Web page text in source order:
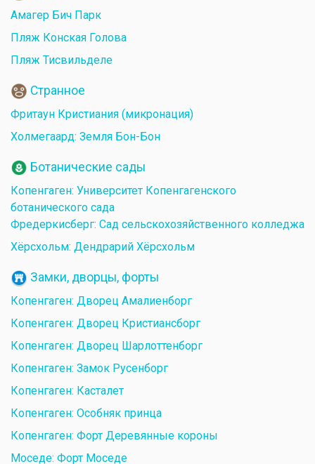
Амагер Бич Парк
Пляж Конская Голова
Пляж Тисвильделе
Странное
Фритаун Кристиания (микронация)
Холмегаард: Земля Бон-Бон
Ботанические сады
Копенгаген: Университет Копенгагенского
ботанического сада
Фредеркисберг: Сад сельскохозяйственного колледжа
Хёрсхольм: Дендрарий Хёрсхольм
Замки, дворцы, форты
Копенгаген: Дворец Амалиенборг
Копенгаген: Дворец Кристиансборг
Копенгаген: Дворец Шарлоттенборг
Копенгаген: Замок Русенборг
Копенгаген: Касталет
Копенгаген: Особняк принца
Копенгаген: Форт Деревянные короны
Моседе: Форт Моседе